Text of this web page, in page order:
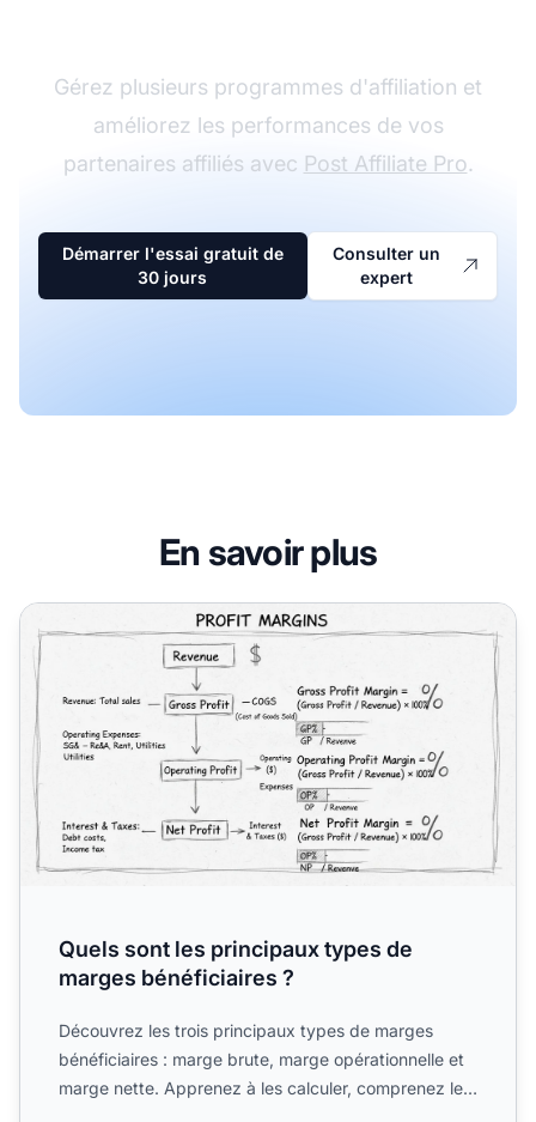
Gérez plusieurs programmes d'affiliation et
améliorez les performances de vos
partenaires affiliés avec Post Affiliate Pro.
Démarrer l'essai gratuit de
30 jours
Consulter un
expert
En savoir plus
Quels sont les principaux types de marges bénéficiaires ?
Quels sont les principaux types de
marges bénéficiaires ?
Découvrez les trois principaux types de marges
bénéficiaires : marge brute, marge opérationnelle et
marge nette. Apprenez à les calculer, comprenez les